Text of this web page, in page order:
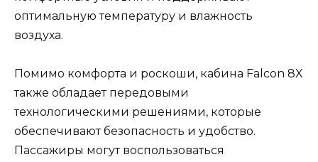
оптимальную температуру и влажность
воздуха.
Помимо комфорта и роскоши, кабина Falcon 8X
также обладает передовыми
технологическими решениями, которые
обеспечивают безопасность и удобство.
Пассажиры могут воспользоваться